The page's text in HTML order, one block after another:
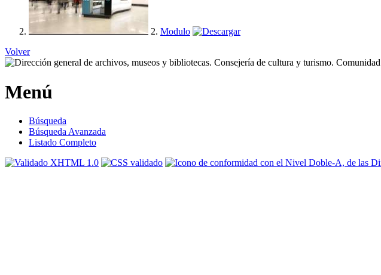
2. Modulo
Volver
Menú
Búsqueda
Búsqueda Avanzada
Listado Completo